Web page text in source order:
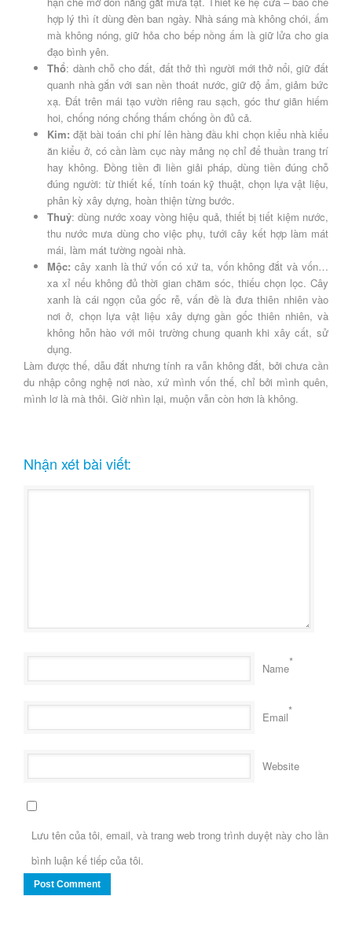
hợp lý thì ít dùng đèn ban ngày. Nhà sáng mà không chói, ấm
mà không nóng, giữ hỏa cho bếp nồng ấm là giữ lửa cho gia
đạo bình yên.
Thổ: dành chỗ cho đất, đất thở thì người mới thở nổi, giữ đất
quanh nhà gắn với san nền thoát nước, giữ độ ẩm, giảm bức
xạ. Đất trên mái tạo vườn riêng rau sạch, góc thư giãn hiếm
hoi, chống nóng chống thấm chống ồn đủ cả.
Kim:đặt bài toán chi phí lên hàng đầu khi chọn kiểu nhà kiểu
ăn kiểu ở, có cần làm cục này mảng nọ chỉ để thuần trang trí
hay không. Đồng tiền đi liền giải pháp, dùng tiền đúng chỗ
đúng người: từ thiết kế, tính toán kỹ thuật, chọn lựa vật liệu,
phân kỳ xây dựng, hoàn thiện từng bước.
Thuỷ: dùng nước xoay vòng hiệu quả, thiết bị tiết kiệm nước,
thu nước mưa dùng cho việc phụ, tưới cây kết hợp làm mát
mái, làm mát tường ngoài nhà.
Mộc: cây xanh là thứ vốn có xứ ta, vốn không đắt và vốn…
xa xỉ nếu không đủ thời gian chăm sóc, thiếu chọn lọc. Cây
xanh là cái ngọn của gốc rễ, vấn đề là đưa thiên nhiên vào
nơi ở, chọn lựa vật liệu xây dựng gần gốc thiên nhiên, và
không hỗn hào với môi trường chung quanh khi xây cất, sử
dụng.
Làm được thế, dẫu đắt nhưng tính ra vẫn không đắt, bởi chưa cần
du nhập công nghệ nơi nào, xứ mình vốn thế, chỉ bởi mình quên,
mình lơ là mà thôi. Giờ nhìn lại, muộn vẫn còn hơn là không.
Nhận xét bài viết:
Name*
Email*
Website
Lưu tên của tôi, email, và trang web trong trình duyệt này cho lần
bình luận kế tiếp của tôi.